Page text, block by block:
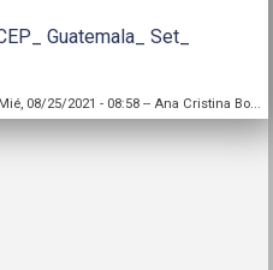
Guatemala_ Set_
Mié, 08/25/2021 - 08:58-- Ana Cristina Bo...